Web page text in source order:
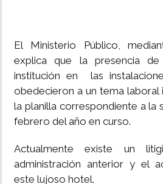
El Ministerio Público,
explica que la presencia
institución en las
obedecieron a un tema laboral
la planilla correspondiente a la
febrero del año en curso.
Actualmente existe un
administración anterior y el
este lujoso hotel.